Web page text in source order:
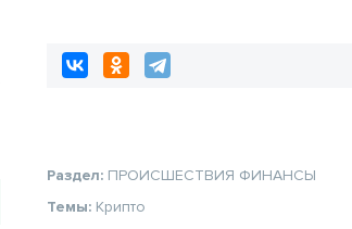
Раздел: ПРОИСШЕСТВИЯ ФИНАНСЫ
Темы: Крипто